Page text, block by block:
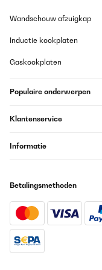
Super Gasherd.
Pfannen und Töpfe
trotzdem. Beim
Amazon-Benutzer
Vertaal
Wandschouw afzuigkap
Inductie kookplaten
Gaskookplaten
Populaire onderwerpen
Klantenservice
Informatie
Betalingsmethoden